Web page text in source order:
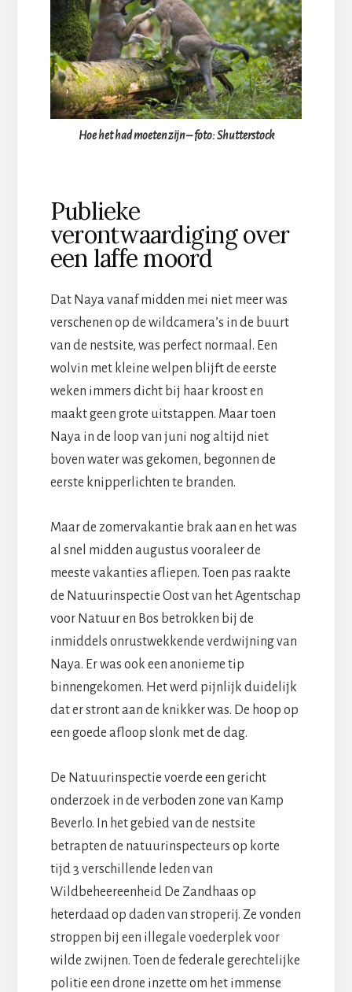
Hoe het had moeten zijn – foto: Shutterstock
Publieke
verontwaardiging over
een laffe moord
Dat Naya vanaf midden mei niet meer was
verschenen op de wildcamera’s in de buurt
van de nestsite, was perfect normaal. Een
wolvin met kleine welpen blijft de eerste
weken immers dicht bij haar kroost en
maakt geen grote uitstappen. Maar toen
Naya in de loop van juni nog altijd niet
boven water was gekomen, begonnen de
eerste knipperlichten te branden.
Maar de zomervakantie brak aan en het was
al snel midden augustus vooraleer de
meeste vakanties afliepen. Toen pas raakte
de Natuurinspectie Oost van het Agentschap
voor Natuur en Bos betrokken bij de
inmiddels onrustwekkende verdwijning van
Naya. Er was ook een anonieme tip
binnengekomen. Het werd pijnlijk duidelijk
dat er stront aan de knikker was. De hoop op
een goede afloop slonk met de dag.
De Natuurinspectie voerde een gericht
onderzoek in de verboden zone van Kamp
Beverlo. In het gebied van de nestsite
betrapten de natuurinspecteurs op korte
tijd 3 verschillende leden van
Wildbeheereenheid De Zandhaas op
heterdaad op daden van stroperij. Ze vonden
stroppen bij een illegale voederplek voor
wilde zwijnen. Toen de federale gerechtelijke
politie een drone inzette om het immense